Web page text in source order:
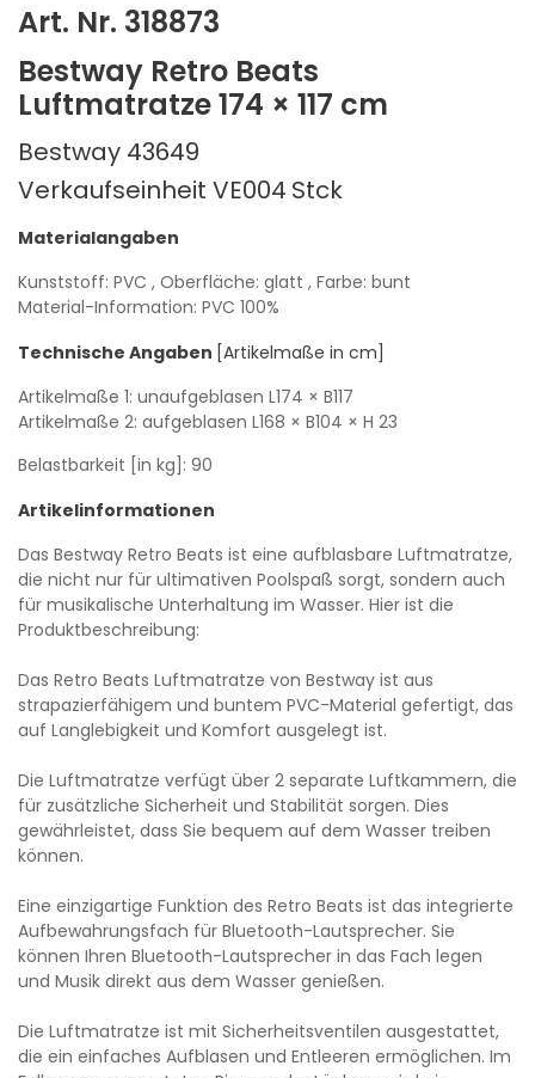
Art. Nr. 318873
Bestway Retro Beats
Luftmatratze 174 × 117 cm
Bestway 43649
Verkaufseinheit VE004 Stck
Materialangaben
Kunststoff: PVC , Oberfläche: glatt , Farbe: bunt
Material-Information: PVC 100%
Technische Angaben [Artikelmaße in cm]
Artikelmaße 1: unaufgeblasen L174 × B117
Artikelmaße 2: aufgeblasen L168 × B104 × H 23
Belastbarkeit [in kg]: 90
Artikelinformationen
Das Bestway Retro Beats ist eine aufblasbare Luftmatratze,
die nicht nur für ultimativen Poolspaß sorgt, sondern auch
für musikalische Unterhaltung im Wasser. Hier ist die
Produktbeschreibung:
Das Retro Beats Luftmatratze von Bestway ist aus
strapazierfähigem und buntem PVC-Material gefertigt, das
auf Langlebigkeit und Komfort ausgelegt ist.
Die Luftmatratze verfügt über 2 separate Luftkammern, die
für zusätzliche Sicherheit und Stabilität sorgen. Dies
gewährleistet, dass Sie bequem auf dem Wasser treiben
können.
Eine einzigartige Funktion des Retro Beats ist das integrierte
Aufbewahrungsfach für Bluetooth-Lautsprecher. Sie
können Ihren Bluetooth-Lautsprecher in das Fach legen
und Musik direkt aus dem Wasser genießen.
Die Luftmatratze ist mit Sicherheitsventilen ausgestattet,
die ein einfaches Aufblasen und Entleeren ermöglichen. Im